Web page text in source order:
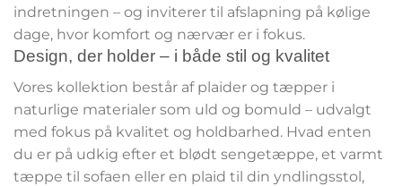
indretningen – og inviterer til afslapning på kølige
dage, hvor komfort og nærvær er i fokus.
Design, der holder – i både stil og kvalitet
Vores kollektion består af plaider og tæpper i
naturlige materialer som uld og bomuld – udvalgt
med fokus på kvalitet og holdbarhed. Hvad enten
du er på udkig efter et blødt sengetæppe, et varmt
tæppe til sofaen eller en plaid til din yndlingsstol,